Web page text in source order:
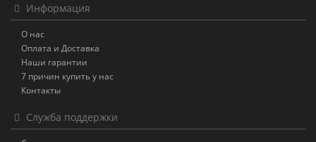
Информация
О нас
Оплата и Доставка
Наши гарантии
7 причин купить у нас
Контакты
Служба поддержки